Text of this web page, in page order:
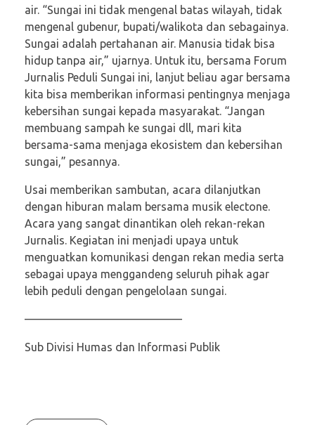
air. “Sungai ini tidak mengenal batas wilayah, tidak
mengenal gubenur, bupati/walikota dan sebagainya.
Sungai adalah pertahanan air. Manusia tidak bisa
hidup tanpa air,” ujarnya. Untuk itu, bersama Forum
Jurnalis Peduli Sungai ini, lanjut beliau agar bersama
kita bisa memberikan informasi pentingnya menjaga
kebersihan sungai kepada masyarakat. “Jangan
membuang sampah ke sungai dll, mari kita
bersama-sama menjaga ekosistem dan kebersihan
sungai,” pesannya.
Usai memberikan sambutan, acara dilanjutkan
dengan hiburan malam bersama musik electone.
Acara yang sangat dinantikan oleh rekan-rekan
Jurnalis. Kegiatan ini menjadi upaya untuk
menguatkan komunikasi dengan rekan media serta
sebagai upaya menggandeng seluruh pihak agar
lebih peduli dengan pengelolaan sungai.
——————————————
Sub Divisi Humas dan Informasi Publik